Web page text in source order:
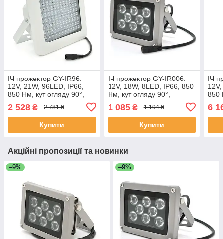
ІЧ прожектор GY-IR96.
12V, 21W, 96LED, IP66,
850 Нм, кут огляду 90°,
ЕКОБОКС
2 528 ₴ 2 781 ₴
Купити
ІЧ прожектор GY-IR006.
12V, 18W, 8LED, IP66, 850
Нм, кут огляду 90°,
ЕКОБОКС
1 085₴ 1 194 ₴
Купити
ІЧ
850
6
Акційні пропозиції та новинки
–9% –9%